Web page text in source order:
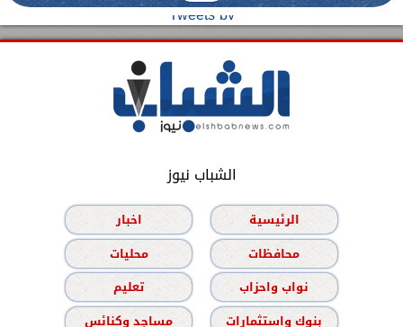
Tweets by
الشباب نيوز
الرئيسية
اخبار
محافظات
محليات
نواب واحزاب
تعليم
بنوك واستثمارات
مساجد وكنائس